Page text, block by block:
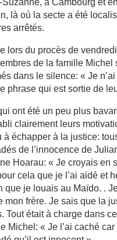
Suzanne, à Cambourg et
là où la secte a été
arrêtés.
lors du procès de
de la famille Michel
dans le silence: « Je
phrase qui est sortie de
ont été un peu plus
clairement leurs
à échapper à la justice:
de l’innocence de
Hoarau: « Je croyais en
cela que je l’ai aidé et
que je louais au Maïdo. .
mon frère. Je sais que la
Tout était à charge dans
Michel: « Je l’ai caché